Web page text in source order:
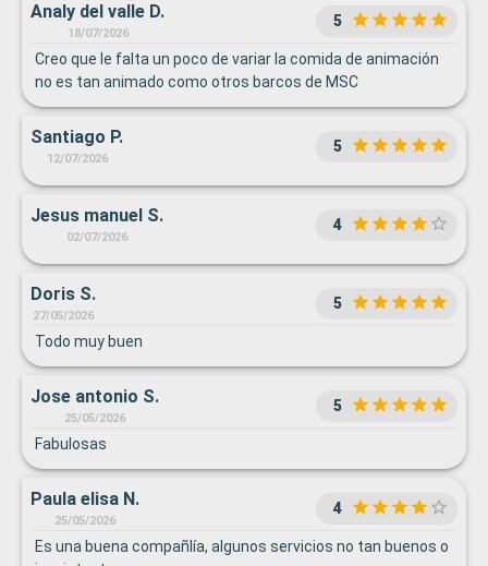
Analy del valle D.
18/07/2026
5
Creo que le falta un poco de variar la comida de animación
no es tan animado como otros barcos de MSC
Santiago P.
12/07/2026
5
Jesus manuel S.
02/07/2026
4
Doris S.
27/05/2026
5
Todo muy buen
Jose antonio S.
25/05/2026
5
Fabulosas
Paula elisa N.
25/05/2026
4
Es una buena compañlía, algunos servicios no tan buenos o